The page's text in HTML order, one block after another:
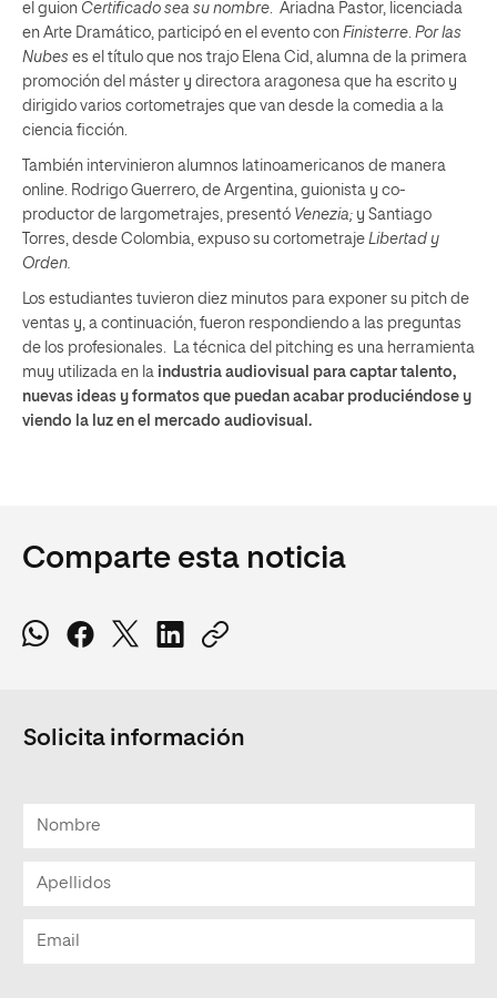
el guion Certificado sea su nombre. Ariadna Pastor, licenciada
en Arte Dramático, participó en el evento con Finisterre. Por las
Nubes es el título que nos trajo Elena Cid, alumna de la primera
promoción del máster y directora aragonesa que ha escrito y
dirigido varios cortometrajes que van desde la comedia a la
ciencia ficción.
También intervinieron alumnos latinoamericanos de manera
online. Rodrigo Guerrero, de Argentina, guionista y co-
productor de largometrajes, presentó Venezia; y Santiago
Torres, desde Colombia, expuso su cortometraje Libertad y
Orden.
Los estudiantes tuvieron diez minutos para exponer su pitch de
ventas y, a continuación, fueron respondiendo a las preguntas
de los profesionales. La técnica del pitching es una herramienta
muy utilizada en la industria audiovisual para captar talento,
nuevas ideas y formatos que puedan acabar produciéndose y
viendo la luz en el mercado audiovisual.
Comparte esta noticia
Solicita información